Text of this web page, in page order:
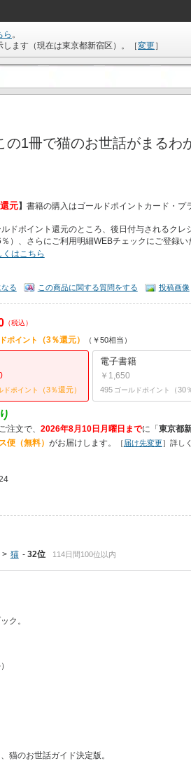
ら 。
します（現在は東京都新宿区 ）。 ［変更］
1冊で猫のお世話がまるわ
元】 書籍の購入はゴールドポイントカード・プ
ドポイント還元のところ、後日付与されるクレ
）、さらにご利用明細WEBチェックにご登録
くはこちら
る この商品に関する質問をする 投稿画像
（税込）
ポイント （3％還元） （￥50相当）
ドポイント （3％還元）
電子書籍
￥1,650
495 ゴールドポイント （30
注文で、 2026年8月10日月曜日までに 「東京都
便（無料） がお届けします。 ［届け先変更］詳し
猫 32位 114日間100位以内
ク。
猫のお世話ガイド決定版。